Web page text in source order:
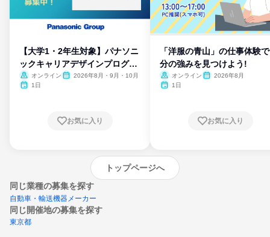
【大学1・2年生対象】パナソニ
ックキャリアデザインプログラ
ム
オンライン
2026年8月・9月・10月
1日
お気に入り
「洋服の青山」の仕事体験
分の強みを見つけよう!
オンライン
2026年8月
1日
お気に入り
トップページへ
同じ業種の募集を探す
自動車・輸送機器メーカー
同じ開催地の募集を探す
東京都